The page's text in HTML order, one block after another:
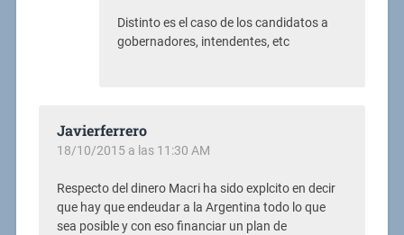
Distinto es el caso de los candidatos a
gobernadores, intendentes, etc
Javierferrero
18/10/2015 a las 11:30 AM
Respecto del dinero Macri ha sido explcito en decir
que hay que endeudar a la Argentina todo lo que
sea posible y con eso financiar un plan de